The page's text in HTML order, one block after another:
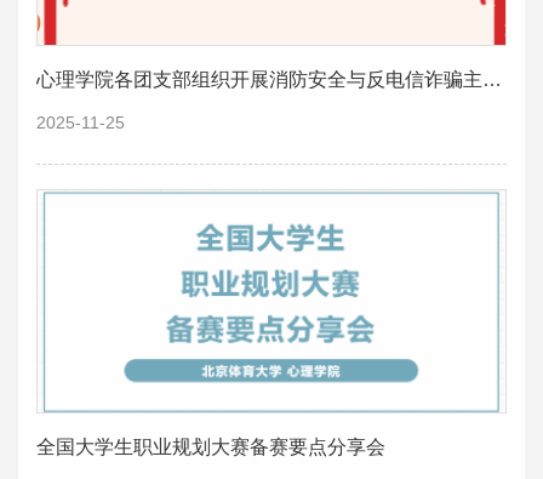
心理学院各团支部组织开展消防安全与反电信诈骗主题团日活动
2025-11-25
全国大学生职业规划大赛备赛要点分享会